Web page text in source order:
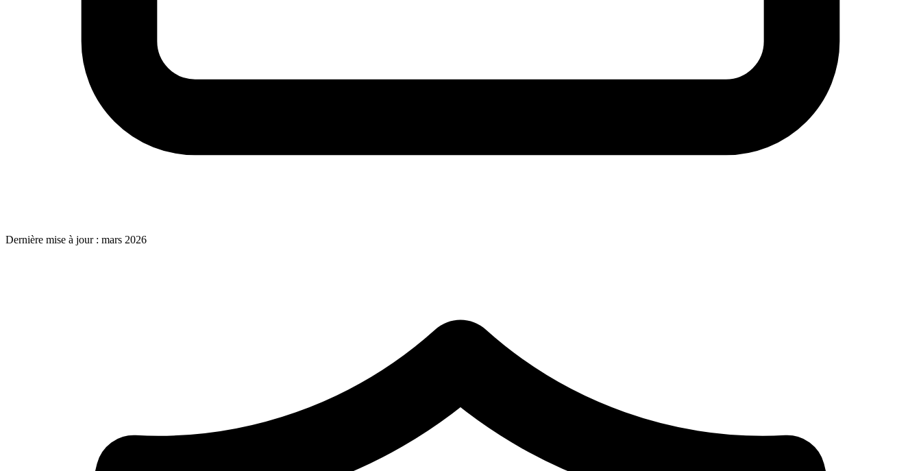
Dernière mise à jour : mars 2026